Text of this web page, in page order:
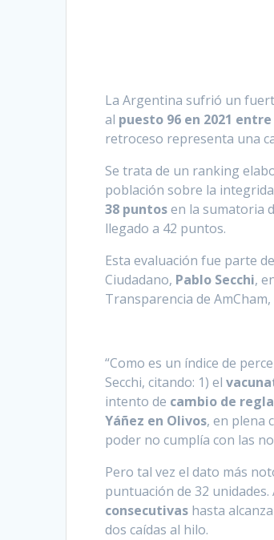
La Argentina sufrió un
al puesto 96 en 2021
retroceso representa una
Se trata de un ranking
población sobre la
38 puntosen la sumatoria
llegado a 42 puntos.
Esta evaluación fue parte
Ciudadano, Pablo Secchi,
Transparencia de
“Como es un índice de
Secchi, citando: 1) el
intento de cambio de
Yáñez en Olivos, en plena
poder no cumplía con las
Pero tal vez el dato más
puntuación de 32
consecutivas hasta
dos caídas al hilo.